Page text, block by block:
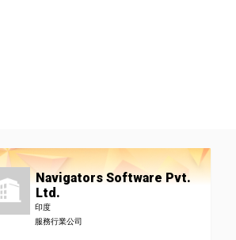
Navigators Software Pvt.
Ltd.
印度
服務行業公司